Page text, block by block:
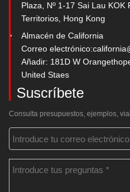
Plaza, Nº 1-17 Sai Lau KOK
Territorios, Hong Kong
Almacén de California
Correo electrónico:
Añadir: 181D W
United Staes
Suscríbete
Consulta presupuestos, ejemplos,